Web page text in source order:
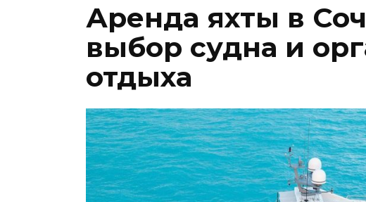
Аренда яхты в
выбор судна и
отдыха